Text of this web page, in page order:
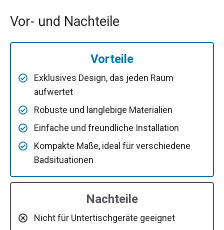
Vor- und Nachteile
Vorteile
Exklusives Design, das jeden Raum
aufwertet
Robuste und langlebige Materialien
Einfache und freundliche Installation
Kompakte Maße, ideal für verschiedene
Badsituationen
Nachteile
Nicht für Untertischgeräte geeignet